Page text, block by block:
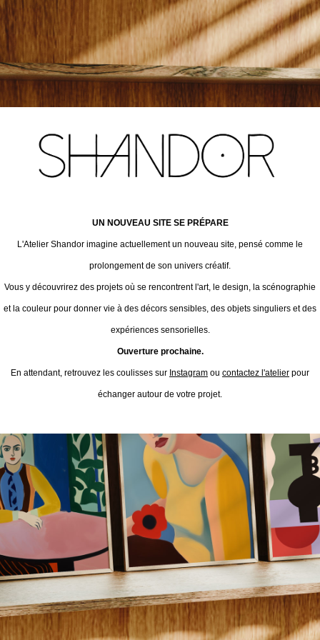
UN NOUVEAU SITE SE PRÉPARE
L'Atelier Shandor imagine actuellement un nouveau site, pensé comme le
prolongement de son univers créatif.
Vous y découvrirez des projets où se rencontrent l'art, le design, la scénographie
et la couleur pour donner vie à des décors sensibles, des objets singuliers et des
expériences sensorielles.
Ouverture prochaine.
En attendant, retrouvez les coulisses sur Instagram ou contactez l'atelier pour
échanger autour de votre projet.